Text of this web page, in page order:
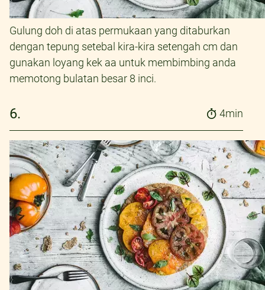
Gulung doh di atas permukaan yang ditaburkan
dengan tepung setebal kira-kira setengah cm dan
gunakan loyang kek aa untuk membimbing anda
memotong bulatan besar 8 inci.
6. 4min